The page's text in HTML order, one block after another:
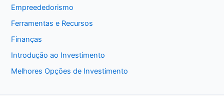
Empreededorismo
Ferramentas e Recursos
Finanças
Introdução ao Investimento
Melhores Opções de Investimento